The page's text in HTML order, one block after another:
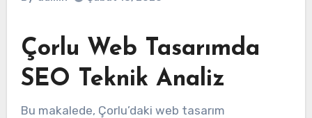
Çorlu Web Tasarımda
SEO Teknik Analiz
Bu makalede, Çorlu’daki web tasarım